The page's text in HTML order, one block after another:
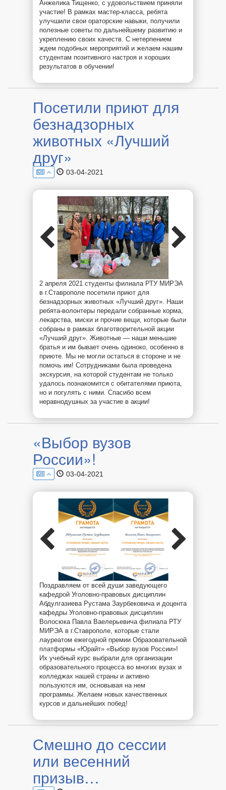
Анжелика Тищенко, с удовольствием приняли
участие! В рамках мастер-класса, ребята
улучшили свои ораторские навыки, получили
полезные советы по дальнейшему развитию и
укреплению своих качеств. С нетерпением
ждем подобных мероприятий и желаем нашим
студентам позитивного настроя и хороших
результатов в обучении!
Посетили приют для
безнадзорных
животных «Лучший
друг»
03-04-2021
2 апреля 2021 студенты филиала РТУ МИРЭА
в г.Ставрополе посетили приют для
безнадзорных животных «Лучший друг». Наши
ребята-волонтеры передали собранные корма,
лекарства, миски и прочие вещи, которые были
собраны в рамках благотворительной акции
«Лучший друг». Животные — наши меньшие
братья и им бывает очень одиноко, особенно в
приюте. Мы не могли остаться в стороне и не
помочь им! Сотрудниками была проведена
экскурсия, на которой студентам не только
удалось познакомится с обитателями приюта,
но и погулять с ними. Спасибо всем
неравнодушных за участие в акции!
«Выбор вузов
России»!
03-04-2021
Поздравляем от всей души заведующего
кафедрой Уголовно-правовых дисциплин
Абдулгазиева Рустама Заурбековича и доцента
кафедры Уголовно-правовых дисциплин
Волосюка Павла Ваелерьевича филиала РТУ
МИРЭА в г.Ставрополе, которые стали
лауреатом ежегодной премии Образовательной
платформы​ «Юрайт» «Выбор вузов России»!
Их учебный курс выбрали для организации
образовательного процесса во многих вузах и
колледжах нашей страны и активно
пользуются им, основывая на нем
программы. Желаем новых качественных
курсов и дальнейших побед!​
Смешно до сессии
или весенний
призыв…